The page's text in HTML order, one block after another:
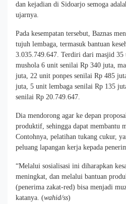
dan kejadian di Sidoarjo semoga
ujarnya.
Pada kesempatan tersebut, Baznas
tujuh lembaga, termasuk bantuan
3.035.749.647. Terdiri dari masjid 35
mushola 6 unit senilai Rp 340 juta,
juta, 22 unit ponpes senilai Rp 485
juta, 5 unit lembaga senilai Rp 135
senilai Rp 20.749.647.
Dia mendorong agar ke depan
produktif, sehingga dapat membantu
Contohnya, pelatihan tukang cukur,
peluang lapangan kerja kepada
“Melalui sosialisasi ini diharapkan
meningkat, dan melalui bantuan
(penerima zakat-red) bisa menjadi
katanya. (wahid/ss)